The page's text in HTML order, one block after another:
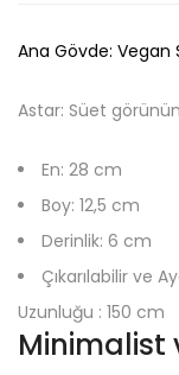
Ana Gövde: Vegan
Astar: Süet
En: 28 cm
Boy: 12,5 cm
Derinlik: 6 cm
Çıkarılabilir ve
Uzunluğu : 150 cm
Minimalist